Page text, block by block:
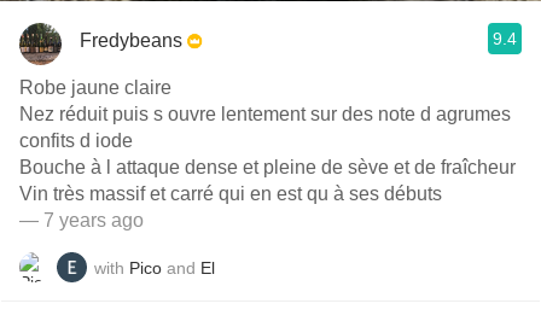
Fredybeans 9.4
Robe jaune claire
Nez réduit puis s ouvre lentement sur des note d agrumes
confits d iode
Bouche à l attaque dense et pleine de sève et de fraîcheur
Vin très massif et carré qui en est qu à ses débuts
— 7 years ago
with Pico and El